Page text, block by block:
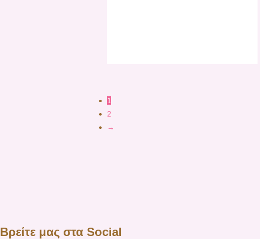
1
2
→
Βρείτε μας στα Social